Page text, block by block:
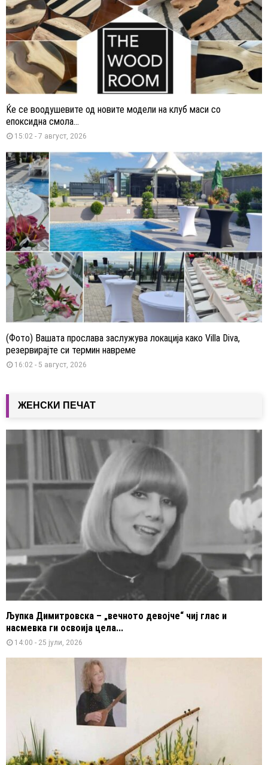
Ќе се воодушевите од новите модели на клуб маси со
епоксидна смола...
15:02 - 7 август, 2026
(Фото) Вашата прослава заслужува локација како Villa Diva,
резервирајте си термин навреме
16:02 - 5 август, 2026
ЖЕНСКИ ПЕЧАТ
Љупка Димитровска – „вечното девојче“ чиј глас и
насмевка ги освоија цела...
14:00 - 25 јули, 2026